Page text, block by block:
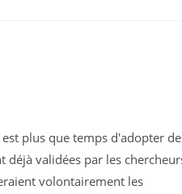
plus que temps d'adopter
déjà validées par les
volontairement les